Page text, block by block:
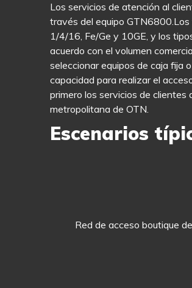
Los servicios de atención al
través del equipo
1/4/16, Fe/Ge y 10GE, y los
acuerdo con el volumen
seleccionar equipos de caja fija
capacidad para realizar el
primero los servicios de clientes
metropolitana de OTN.
Escenarios
Red de acceso boutique